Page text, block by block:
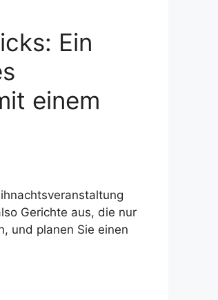
Ein
einem
Gerichte aus, die nur
und planen Sie einen